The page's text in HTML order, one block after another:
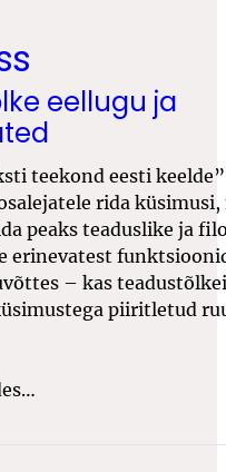
eellugu ja
teekond eesti
rida
peaks teaduslike ja
– kas
piiritletud